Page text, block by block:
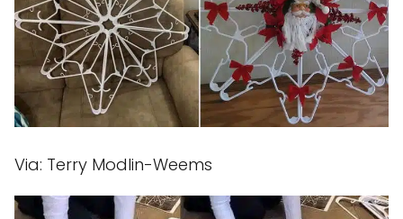
Via: Terry Modlin-Weems